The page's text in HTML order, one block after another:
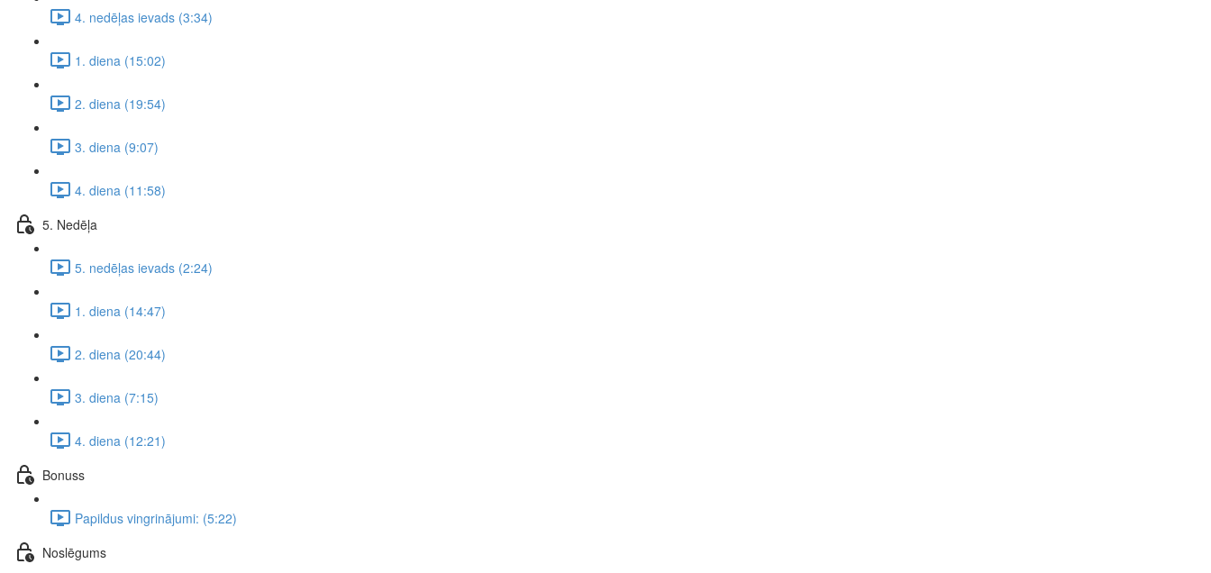
4. nedēļas ievads (3:34)
1. diena (15:02)
2. diena (19:54)
3. diena (9:07)
4. diena (11:58)
5. Nedēļa
5. nedēļas ievads (2:24)
1. diena (14:47)
2. diena (20:44)
3. diena (7:15)
4. diena (12:21)
Bonuss
Papildus vingrinājumi: (5:22)
Noslēgums